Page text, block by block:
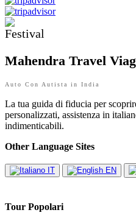
Mahendra Travel
Auto Con Autista in India
La tua guida di fiducia per
personalizzati, assistenza in
indimenticabili.
Other Language Sites
IT EN
Tour Popolari